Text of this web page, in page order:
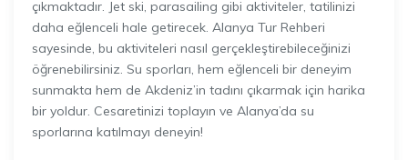
çıkmaktadır. Jet ski, parasailing gibi aktiviteler, tatilinizi
daha eğlenceli hale getirecek. Alanya Tur Rehberi
sayesinde, bu aktiviteleri nasıl gerçekleştirebileceğinizi
öğrenebilirsiniz. Su sporları, hem eğlenceli bir deneyim
sunmakta hem de Akdeniz’in tadını çıkarmak için harika
bir yoldur. Cesaretinizi toplayın ve Alanya’da su
sporlarına katılmayı deneyin!